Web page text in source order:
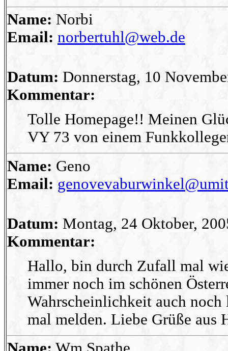
Name: Norbi
Email: norbertuhl@web.de
Datum: Donnerstag, 10
Kommentar:
Tolle Homepage!! Meinen
VY 73 von einem
Name: Geno
Email:
Datum: Montag, 24 Oktober,
Kommentar:
Hallo, bin durch Zufall mal
immer noch im schönen
Wahrscheinlichkeit auch
mal melden. Liebe Grüße aus